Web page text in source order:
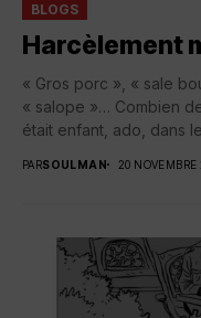
BLOGS
Harcèlement
« Gros porc », « sale
« salope »… Combien
était enfant, ado, dans
PARSOULMAN 20 NOVEMBRE